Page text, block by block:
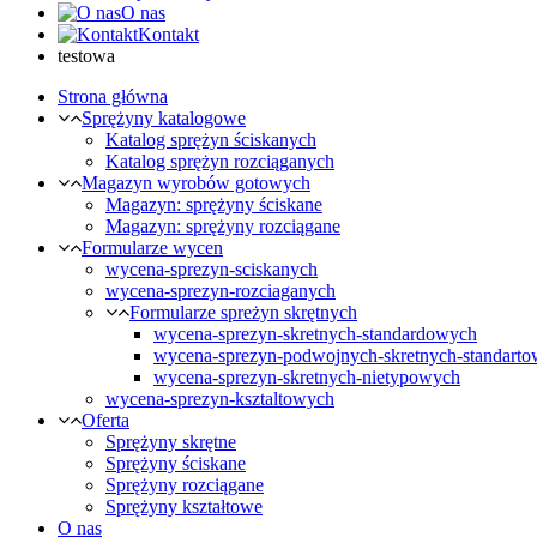
O nas
Kontakt
testowa
Strona główna
Sprężyny katalogowe
Katalog sprężyn ściskanych
Katalog sprężyn rozciąganych
Magazyn wyrobów gotowych
Magazyn: sprężyny ściskane
Magazyn: sprężyny rozciągane
Formularze wycen
wycena-sprezyn-sciskanych
wycena-sprezyn-rozciaganych
Formularze spreżyn skrętnych
wycena-sprezyn-skretnych-standardowych
wycena-sprezyn-podwojnych-skretnych-
wycena-sprezyn-skretnych-nietypowych
wycena-sprezyn-ksztaltowych
Oferta
Sprężyny skrętne
Sprężyny ściskane
Sprężyny rozciągane
Sprężyny kształtowe
O nas